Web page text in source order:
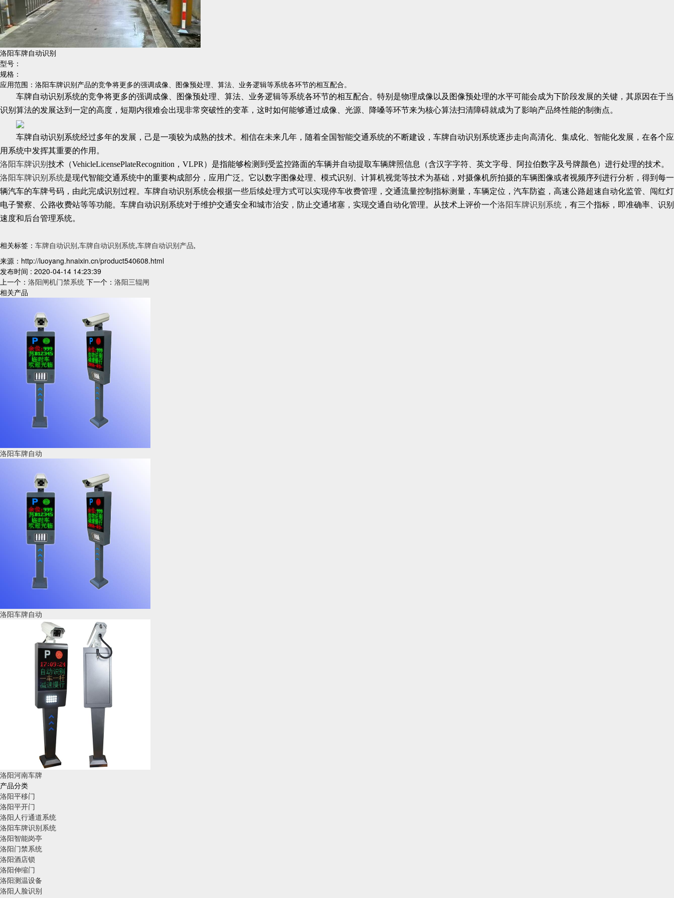
洛阳车牌自动识别
型号：
规格：
应用范围：洛阳车牌识别产品的竞争将更多的强调成像、图像预处理、算法、业务逻辑等系统各环节的相互配合。
车牌自动识别系统的竞争将更多的强调成像、图像预处理、算法、业务逻辑等系统各环节的相互配合。特别是物理成像以及图像预处理的水平可能会成为下阶段发展的关键，其原因在于当
识别算法的发展达到一定的高度，短期内很难会出现非常突破性的变革，这时如何能够通过成像、光源、降嗓等环节来为核心算法扫清障碍就成为了影响产品终性能的制衡点。
车牌自动识别系统经过多年的发展，己是一项较为成熟的技术。相信在未来几年，随着全国智能交通系统的不断建设，车牌自动识别系统逐步走向高清化、集成化、智能化发展，在各个应
用系统中发挥其重要的作用。
洛阳车牌识别 技术（VehicleLicensePlateRecognition ， VLPR ）是指能够检测到受监控路面的车辆并自动提取车辆牌照信息（含汉字字符、英文字母、阿拉伯数字及号牌颜色）进行处理的技术。
洛阳车牌识别系统是现代智能交通系统中的重要构成部分，应用广泛。它以数字图像处理、模式识别、计算机视觉等技术为基础，对摄像机所拍摄的车辆图像或者视频序列进行分析，得到每一
辆汽车的车牌号码，由此完成识别过程。 车牌自动识别系统会根据一些后续处理方式可以实现停车收费管理，交通流量控制指标测量，车辆定位，汽车防盗，高速公路超速自动化监管、闯红灯
电子警察、公路收费站等等功能。 车牌自动识别系统对于维护交通安全和城市治安，防止交通堵塞，实现交通自动化管理。从技术上评价一个洛阳车牌识别系统 ，有三个指标，即准确率、识别
速度和后台管理系统。
相关标签： 车牌自动识别,车牌自动识别系统,车牌自动识别产品,
来源：http://luoyang.hnaixin.cn/product540608.html
发布时间 : 2020-04-14 14:23:39
上一个： 洛阳闸机门禁系统 下一个： 洛阳三辊闸
相关产品
洛阳车牌自动
洛阳车牌自动
洛阳河南车牌
产品分类
洛阳平移门
洛阳平开门
洛阳人行通道系统
洛阳车牌识别系统
洛阳智能岗亭
洛阳门禁系统
洛阳酒店锁
洛阳伸缩门
洛阳测温设备
洛阳人脸识别